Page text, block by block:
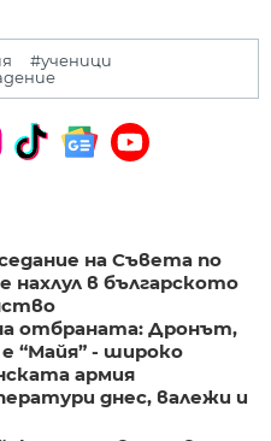
#ученици
на Съвета по
нахлул в българското
отбраната: Дронът,
“Майя” - широко
армия
днес, валежи и